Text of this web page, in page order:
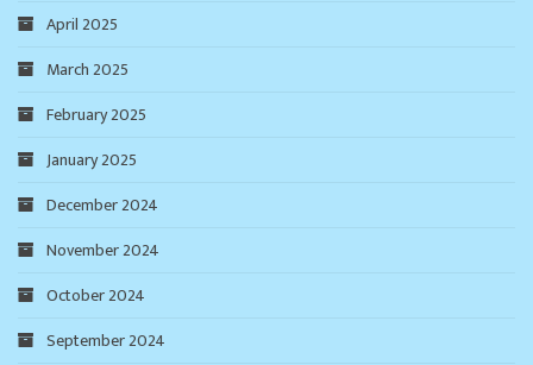
April 2025
March 2025
February 2025
January 2025
December 2024
November 2024
October 2024
September 2024